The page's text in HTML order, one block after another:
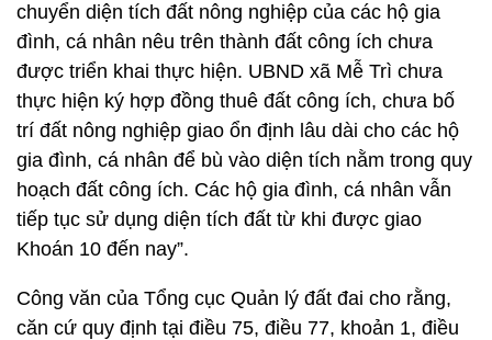
chuyển diện tích đất nông nghiệp của các hộ gia
đình, cá nhân nêu trên thành đất công ích chưa
được triển khai thực hiện. UBND xã Mễ Trì chưa
thực hiện ký hợp đồng thuê đất công ích, chưa bố
trí đất nông nghiệp giao ổn định lâu dài cho các hộ
gia đình, cá nhân để bù vào diện tích nằm trong quy
hoạch đất công ích. Các hộ gia đình, cá nhân vẫn
tiếp tục sử dụng diện tích đất từ khi được giao
Khoán 10 đến nay”.
Công văn của Tổng cục Quản lý đất đai cho rằng,
căn cứ quy định tại điều 75, điều 77, khoản 1, điều